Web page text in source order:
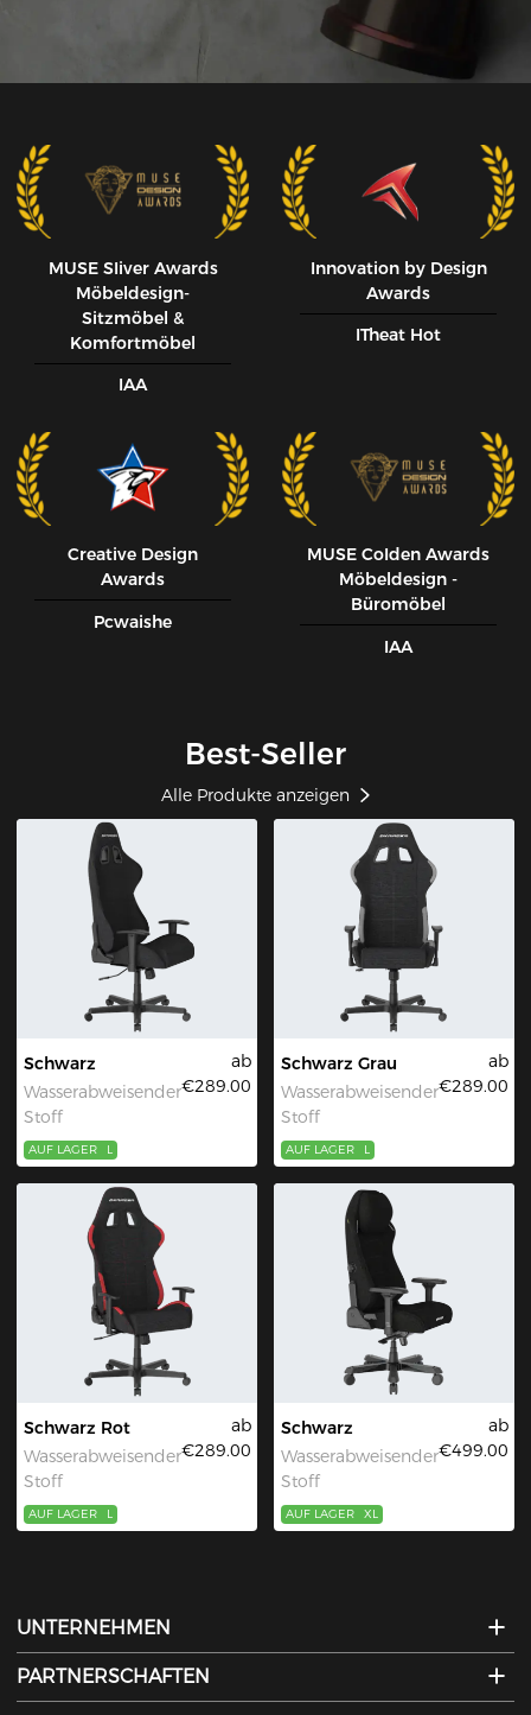
MUSE SIiver Awards
Möbeldesign-
Sitzmöbel &
Komfortmöbel
IAA
Innovation by Design
Awards
ITheat Hot
Creative Design
Awards
Pcwaishe
MUSE CoIden Awards
Möbeldesign -
Büromöbel
IAA
Best-Seller
Alle Produkte anzeigen
Schwarz
Wasserabweisender
Stoff
ab
€289.00
AUF LAGER L
Schwarz Grau
Wasserabweisender
Stoff
ab
€289.00
AUF LAGER L
Schwarz Rot
Wasserabweisender
Stoff
ab
€289.00
AUF LAGER L
Schwarz
Wasserabweisender
Stoff
ab
€499.00
AUF LAGER XL
UNTERNEHMEN
PARTNERSCHAFTEN